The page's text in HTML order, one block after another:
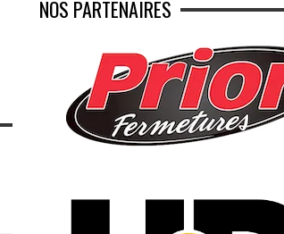
NOS PARTENAIRES